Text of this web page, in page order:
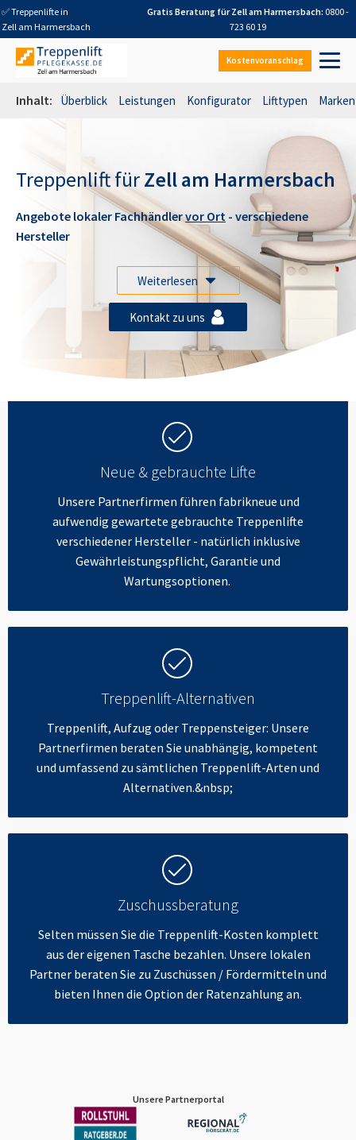
✅ Treppenlifte in
Zell am Harmersbach
Gratis Beratung fürZell am Harmersbach: 0800 -
723 60 19
Kostenvoranschlag
Inhalt: Überblick Leistungen Konfigurator Lifttypen Marken
Treppenlift fürZell am Harmersbach
Angebote lokaler Fachhändlervor Ort - verschiedene
Hersteller
Weiterlesen
Kontakt zu uns
Neue & gebrauchte Lifte
Unsere Partnerfirmen führen fabrikneue und
aufwendig gewartete gebrauchte Treppenlifte
verschiedener Hersteller - natürlich inklusive
Gewährleistungspflicht, Garantie und
Wartungsoptionen.
Treppenlift-Alternativen
Treppenlift, Aufzug oder Treppensteiger: Unsere
Partnerfirmen beraten Sie unabhängig, kompetent
und umfassend zu sämtlichen Treppenlift-Arten und
Alternativen.&nbsp;
Zuschussberatung
Selten müssen Sie die Treppenlift-Kosten komplett
aus der eigenen Tasche bezahlen. Unsere lokalen
Partner beraten Sie zu Zuschüssen / Fördermitteln und
bieten Ihnen die Option der Ratenzahlung an.
Unsere Partnerportal